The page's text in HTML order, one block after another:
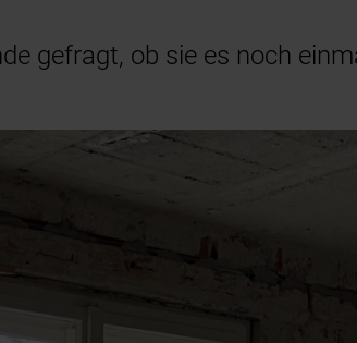
gefragt, ob sie es noch